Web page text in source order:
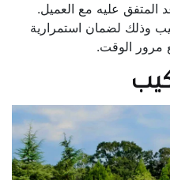
عليه مع العميل.
وذلك لضمان استمرارية
مرور الوقت.